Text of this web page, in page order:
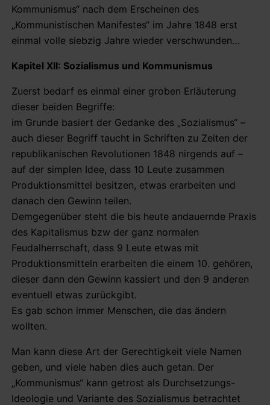
Kommunismus“ nach dem Erscheinen des
„Kommunistischen Manifestes“ im Jahre 1848 erst
einmal volle siebzig Jahre wieder verschwunden…
Kapitel XII: Sozialismus und Kommunismus
Zuerst bedarf es einmal einer groben Erläuterung
dieser beiden Begriffe:
im Grunde basiert der Gedanke des „Sozialismus“ –
auch dieser Begriff taucht in Schriften zu Zeiten der
republikanischen Revolutionen 1848 nirgends auf –
auf der simplen Idee, dass 10 Leute zusammen
Produktionsmittel besitzen, etwas erarbeiten und
danach den Gewinn teilen.
Demgegenüber steht die bis heute andauernde Praxis
des Kapitalismus bzw der ganz normalen
Feudalherrschaft, dass 9 Leute etwas mit
Produktionsmitteln erarbeiten die einem 10. gehören,
dieser dann den Gewinn kassiert und den 9 anderen
eventuell etwas zurückgibt.
Es gab schon immer Menschen, die das ändern
wollten.
Man kann diese Art der Gerechtigkeit viele Namen
geben, und viele haben dies auch getan. Der
„Kommunismus“ kann getrost als Durchsetzungs-
Ideologie und Variante des Sozialismus betrachtet